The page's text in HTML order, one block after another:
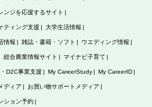
ンジを応援するサイト
ティング支援 大学生活情報
情報 雑誌・書籍・ソフト ウエディング情報
総合農業情報サイト マイナビ子育て
D2C事業支援 My CareerStudy My CareerID
ディア お買い物サポートメディア
ション予約